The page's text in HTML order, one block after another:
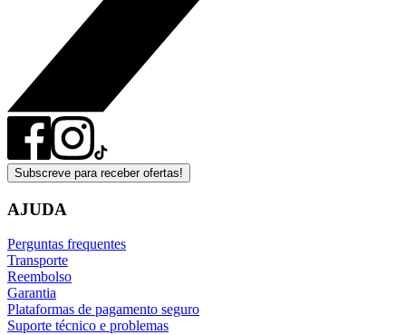
Subscreve para receber ofertas!
AJUDA
Perguntas frequentes
Transporte
Reembolso
Garantia
Plataformas de pagamento seguro
Suporte técnico e problemas